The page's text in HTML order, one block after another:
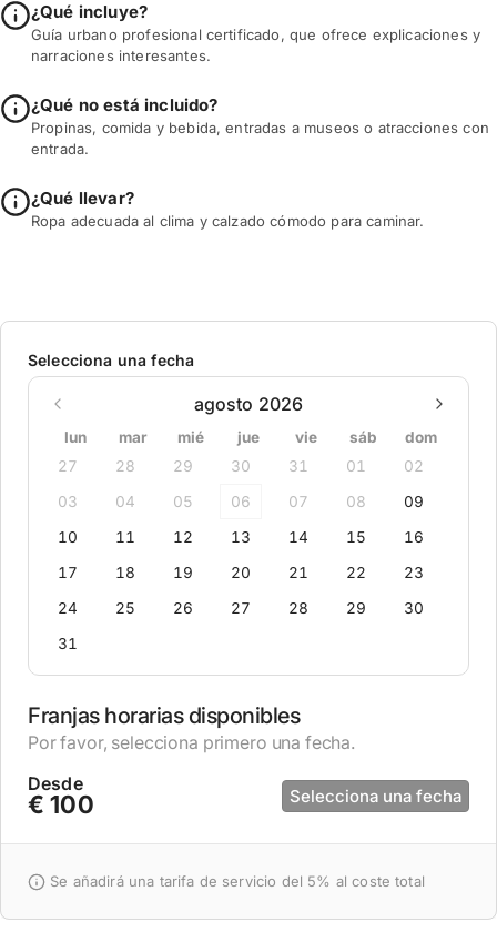
¿Qué incluye?
Guía urbano profesional certificado, que ofrece explicaciones y
narraciones interesantes.
¿Qué no está incluido?
Propinas, comida y bebida, entradas a museos o atracciones con
entrada.
¿Qué llevar?
Ropa adecuada al clima y calzado cómodo para caminar.
Selecciona una fecha
agosto 2026
lun mar mié jue vie sáb
dom
27
28 29 30 31 01
02
03
04 05 06 07 08
09
10
11 12 13 14 15
16
17
18 19 20 21 22
23
24
25 26 27 28 29
30
31
Franjas horarias disponibles
Por favor, selecciona primero una fecha.
Desde
€ 100 Selecciona una fecha
Se añadirá una tarifa de servicio del 5% al coste total